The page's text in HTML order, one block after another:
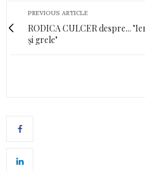
PREVIOUS ARTICLE
RODICA CULCER despre...
și grele"